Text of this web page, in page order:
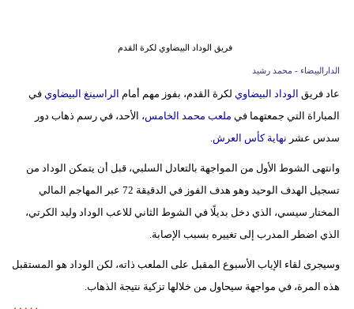
مرأة
إسلامية
علوم
بيئة
فريق الوداد البيضاوي لكرة القدم
الدارالبيضاء - محمد رشيد
عاد فريق الوداد البيضاوي لكرة القدم، بفوز مهم أمام الراسينغ البيضاوي في
المباراة التي جمعتهما في ملعب محمد الخامس، الأحد، في رسم ذهاب دور
سدس عشر نهاية كأس العرش
وانتهى الشوط الأول من المواجهة بالتعادل السلبي، قبل أن يتمكن الوداد من
تسجيل الهدف الوحيد وهو هدف الفوز في الدقيقة 72 عبر المهاجم المالي
المختار سيسي، الذي دخل بديلًا في الشوط الثاني للاعب الوداد وليد الكرتي،
الذي اضطر المدرب إلى تغييره بسبب الإصابة.
وسيجرى لقاء الإياب الأسبوع المقبل على الملعب ذاته، لكن الوداد هو المستقبل
هذه المرة، في مواجهة سيحاول من خلالها تزكية نتيجة الذهاب.